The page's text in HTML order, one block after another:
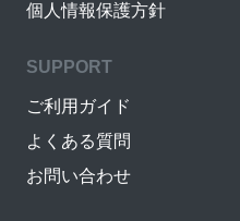
個人情報保護方針
SUPPORT
ご利用ガイド
よくある質問
お問い合わせ